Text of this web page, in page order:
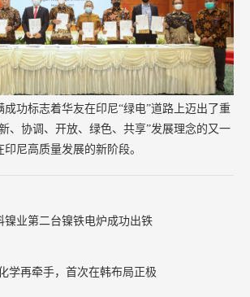
功标志着华友在印尼“绿电”道路上迈出了重
、协调、开放、绿色、共享”发展理念的又一
尼高质量发展的新阶段。
镍业第二台镍铁电炉成功出铁
学再牵手，首次在韩布局正极